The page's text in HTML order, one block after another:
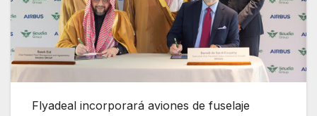
Flyadeal incorporará aviones de fuselaje